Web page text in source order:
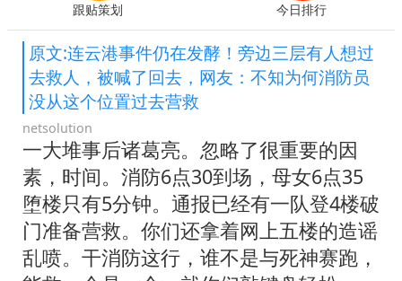
跟贴策划 今日排行
原文:连云港事件仍在发酵！旁边三层有人想过
去救人，被喊了回去，网友：不知为何消防员
没从这个位置过去营救
netsolution
一大堆事后诸葛亮。忽略了很重要的因
素，时间。消防6点30到场，母女6点35
堕楼只有5分钟。通报已经有一队登4楼破
门准备营救。你们还拿着网上五楼的造谣
乱喷。干消防这行，谁不是与死神赛跑，